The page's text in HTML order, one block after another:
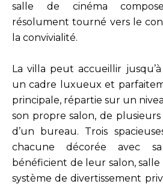
salle de cinéma
résolument tourné vers le
la convivialité.
La villa peut accueillir
un cadre luxueux et
principale, répartie sur un
son propre salon, de plusieurs
d’un bureau. Trois
chacune décorée avec
bénéficient de leur salon,
système de divertissement